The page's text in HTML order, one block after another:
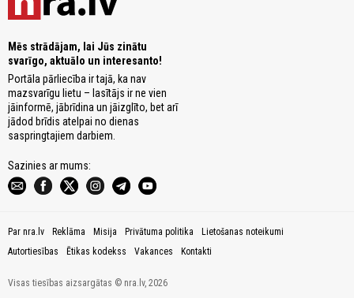
Mēs strādājam, lai Jūs zinātu
svarīgo, aktuālo un interesanto!
Portāla pārliecība ir tajā, ka nav
mazsvarīgu lietu – lasītājs ir ne vien
jāinformē, jābrīdina un jāizglīto, bet arī
jādod brīdis atelpai no dienas
saspringtajiem darbiem.
Sazinies ar mums:
Par nra.lv Reklāma Misija Privātuma politika
Lietošanas noteikumi
Autortiesības
Ētikas kodekss Vakances Kontakti
Visas tiesības aizsargātas © nra.lv, 2026